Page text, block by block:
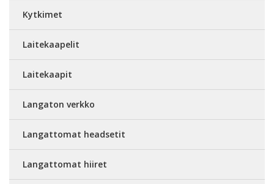
Kytkimet
Laitekaapelit
Laitekaapit
Langaton verkko
Langattomat headsetit
Langattomat hiiret